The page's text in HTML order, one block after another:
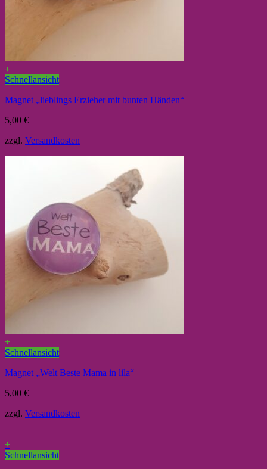
+
Schnellansicht
Magnet „lieblings Erzieher mit bunten Händen“
5,00 €
zzgl. Versandkosten
+
Schnellansicht
Magnet „Welt Beste Mama in lila“
5,00 €
zzgl. Versandkosten
+
Schnellansicht